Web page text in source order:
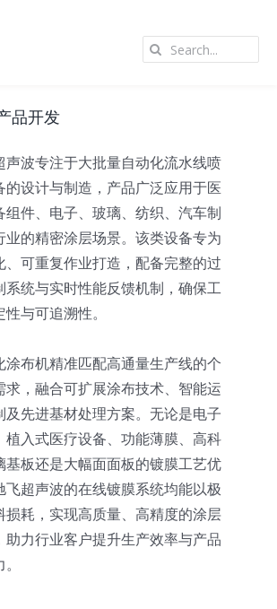
Search
品开发
声波专注于大批量自动化流水线喷
的设计与制造，产品广泛应用于医
组件、电子、玻璃、纺织、汽车制
业的精密涂层场景。该类设备专为
、可重复作业打造，配备完整的过
系统与实时性能反馈机制，确保工
与可追溯性。
涂布机精准匹配高通量生产线的个
求，融合可扩展涂布技术、智能运
及先进基材处理方案。无论是电子
植入式医疗设备、功能薄膜、高科
基板还是大幅面面板的镀膜工艺优
飞超声波的在线镀膜系统均能以极
损耗，实现高质量、高精度的涂层
助力行业客户提升生产效率与产品